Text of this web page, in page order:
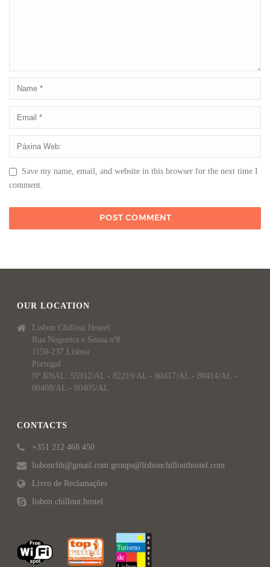
Save my name, email, and website in this browser for the next time I
comment.
OUR LOCATION
Lisbon Chillout Hostel
Rua Nogueira e Sousa nº8
1150-237 Lisboa
Portugal
Nº RNAL: 55912/AL - 82219/AL - 80417/AL - 80414/AL -
80408/AL - 80405/AL
CONTACTS
+351 212 468 450
lisbonchh@gmail.com groups@lisbonchillouthostel.com
Livro de Reclamações
lisbon.chillout.hostel